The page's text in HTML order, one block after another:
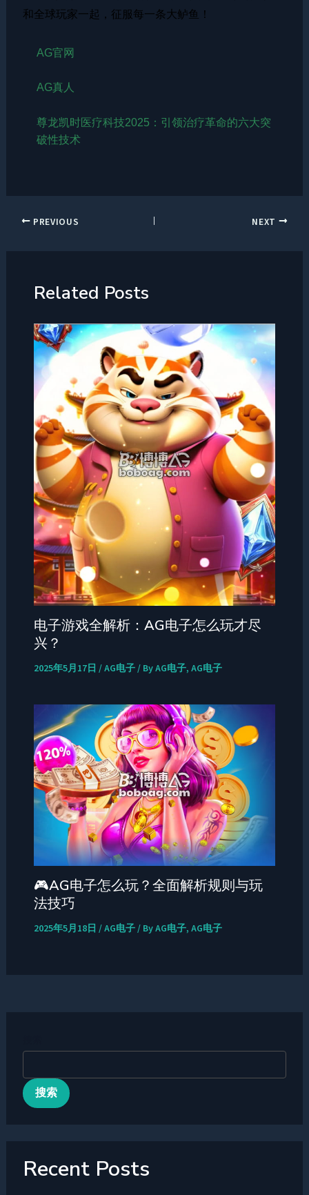
和全球玩家一起，征服每一条大鲈鱼！
AG官网
AG真人
尊龙凯时医疗科技2025：引领治疗革命的六大突
破性技术
PREVIOUS NEXT
Related Posts
电子游戏全解析：AG电子怎么玩才尽
兴？
2025年5月17日 /AG电子/ ByAG电子, AG电子
🎮AG电子怎么玩？全面解析规则与玩
法技巧
2025年5月18日 /AG电子/ ByAG电子, AG电子
搜索
Recent Posts